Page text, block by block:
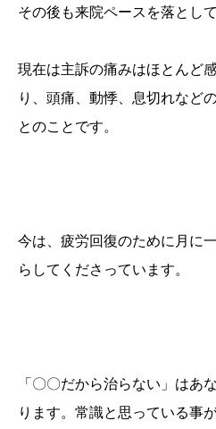
その後も来院ペースを落とし
現在は主訴の痛みはほとんど
り、頭痛、動悸、息切れなど
とのことです。
今は、疲労回復のために月に
らしてくださっています。
「〇〇だから治らない」はあ
ります。常識と思っている事